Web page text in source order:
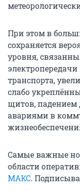
При этом в
сохраняется
уровня,
транспорта,
слабо
щитов, падением
авариями в
Самые важные
области
МАКС.